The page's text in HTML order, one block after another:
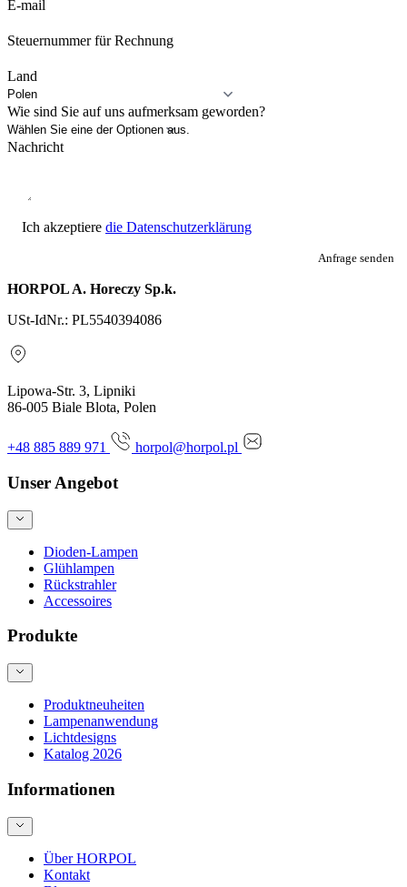
E-mail
Steuernummer für Rechnung
Land
Wie sind Sie auf uns aufmerksam geworden?
Nachricht
Ich akzeptiere die Datenschutzerklärung
Anfrage senden
HORPOL A. Horeczy Sp.k.
USt-IdNr.: PL5540394086
Lipowa-Str. 3, Lipniki
86-005 Biale Blota, Polen
+48 885 889 971 horpol@horpol.pl
Unser Angebot
Dioden-Lampen
Glühlampen
Rückstrahler
Accessoires
Produkte
Produktneuheiten
Lampenanwendung
Lichtdesigns
Katalog 2026
Informationen
Über HORPOL
Kontakt